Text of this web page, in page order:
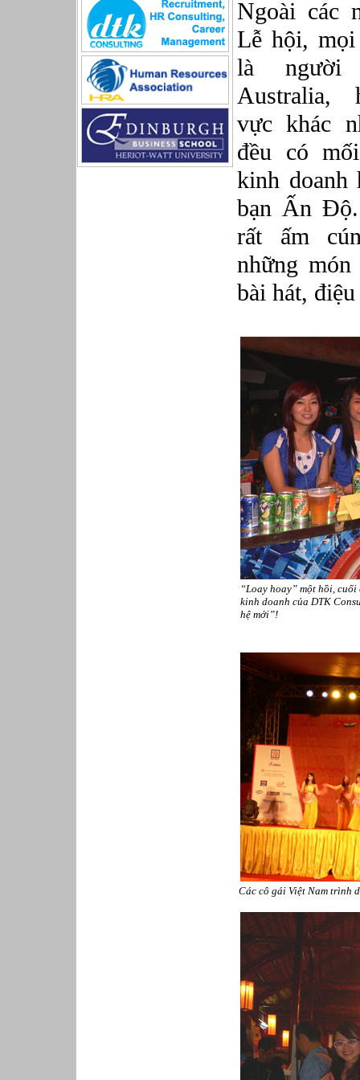
Sản xuất game online
Sở hữu công nghiệp
Tài chính
Thiết kế
Tiếp thị
Tổ chức Sản xuất
Truyền thông
Truyền thông, PR
Tư vấn
Vật tư - Hậu cần
Ngoài các
Lễ hội,
là
vực khác
đều có
kinh doanh
bạn Ấn
rất ấm
những
bài hát,
“Loay hoay” một hồi,
kinh doanh của DTK
hệ mới”!
Các cô gái Việt Nam trình